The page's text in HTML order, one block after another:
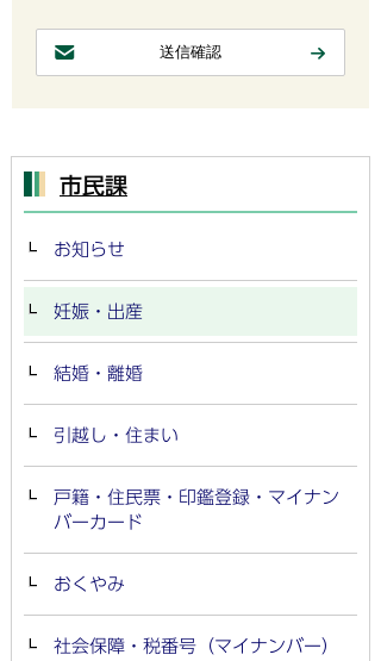
市民課
お知らせ
妊娠・出産
結婚・離婚
引越し・住まい
戸籍・住民票・印鑑登録・マイナン
バーカード
おくやみ
社会保障・税番号（マイナンバー）